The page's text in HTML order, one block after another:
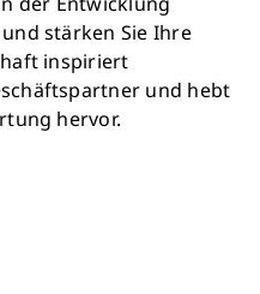
stärken Sie Ihre
inspiriert
und hebt
hervor.